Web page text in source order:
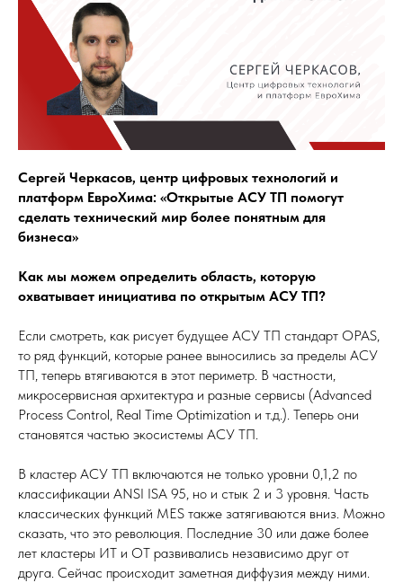
Сергей Черкасов, центр цифровых технологий и
платформ ЕвроХима: «Открытые АСУ ТП помогут
сделать технический мир более понятным для
бизнеса»
Как мы можем определить область, которую
охватывает инициатива по открытым АСУ ТП?
Если смотреть, как рисует будущее АСУ ТП стандарт OPAS,
то ряд функций, которые ранее выносились за пределы АСУ
ТП, теперь втягиваются в этот периметр. В частности,
микросервисная архитектура и разные сервисы (Advanced
Process Control, Real Time Optimization и т.д.). Теперь они
становятся частью экосистемы АСУ ТП.
В кластер АСУ ТП включаются не только уровни 0,1,2 по
классификации ANSI ISA 95, но и стык 2 и 3 уровня. Часть
классических функций MES также затягиваются вниз. Можно
сказать, что это революция. Последние 30 или даже более
лет кластеры ИТ и ОТ развивались независимо друг от
друга. Сейчас происходит заметная диффузия между ними.